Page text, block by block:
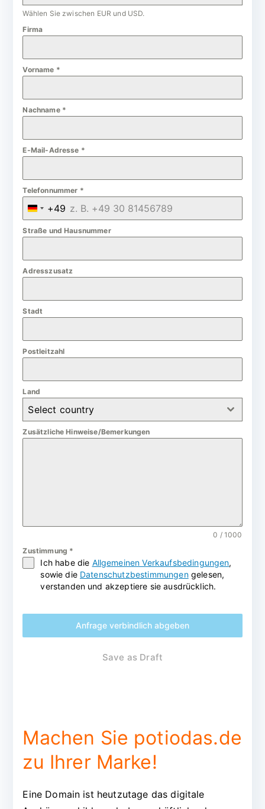
Wählen Sie zwischen EUR und USD.
Firma
Vorname *
Nachname *
E-Mail-Adresse *
Telefonnummer *
G
e
m
a
y
+49
Straße und Hausnummer
Adresszusatz
Stadt
Postleitzahl
Land
Select country
Zusätzliche Hinweise/Bemerkungen
0 / 1000
Zustimmung *
Ich habe die Allgemeinen Verkaufsbedingungen,
sowie die Datenschutzbestimmungengelesen,
verstanden und akzeptiere sie ausdrücklich.
Anfrage verbindlich abgeben
Save as Draft
Machen Sie potiodas.de
zu Ihrer Marke!
Eine Domain ist heutzutage das digitale